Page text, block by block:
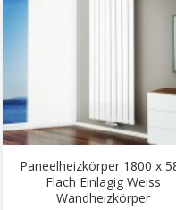
Paneelheizkörper 1800 x
Flach Einlagig Weiss
Wandheizkörper